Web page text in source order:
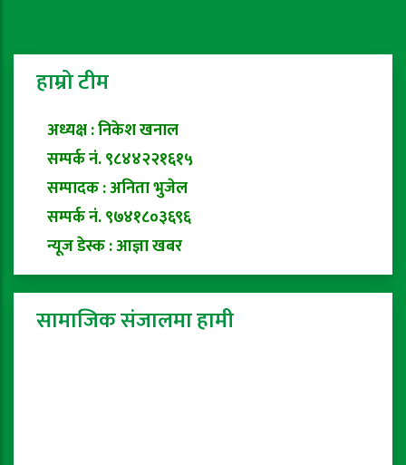
हाम्रो टीम
अध्यक्ष : निकेश खनाल
सम्पर्क नं. ९८४४२२१६१५
सम्पादक : अनिता भुजेल
सम्पर्क नं. ९७४१८०३६९६
न्यूज डेस्क : आज्ञा खबर
सामाजिक संजालमा हामी